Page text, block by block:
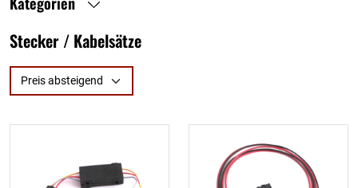
Stecker / Kabelsätze
Preis absteigend